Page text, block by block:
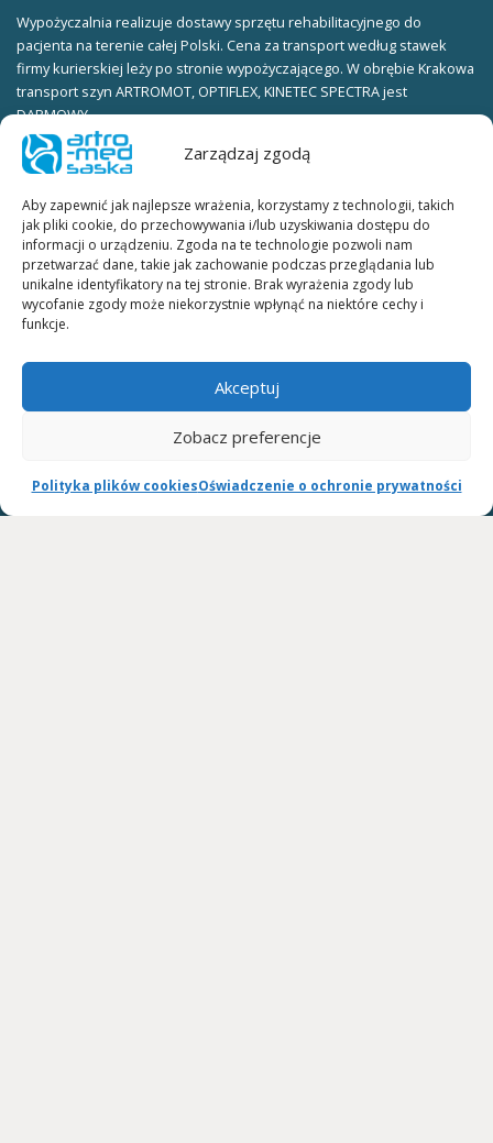
Zarządzaj zgodą
Aby zapewnić jak najlepsze wrażenia, korzystamy z technologii, takich
jak pliki cookie, do przechowywania i/lub uzyskiwania dostępu do
informacji o urządzeniu. Zgoda na te technologie pozwoli nam
przetwarzać dane, takie jak zachowanie podczas przeglądania lub
unikalne identyfikatory na tej stronie. Brak wyrażenia zgody lub
wycofanie zgody może niekorzystnie wpłynąć na niektóre cechy i
funkcje.
Akceptuj
Zobacz preferencje
Polityka plików cookiesOświadczenie o ochronie prywatności
Wypożyczalnia realizuje dostawy sprzętu rehabilitacyjnego do
pacjenta na terenie całej Polski. Cena za transport według stawek
firmy kurierskiej leży po stronie wypożyczającego. W obrębie Krakowa
transport szyn ARTROMOT, OPTIFLEX, KINETEC SPECTRA jest
DARMOWY.
Warunki wypożyczania:
numer telefonu KUBE_FAX lub skan dowodu osobistego (obie strony)
należy wysłać na adres e-mail.
W celu ustalenia terminu wypożyczenia prosimy o kontakt
telefoniczny lub mailowy.
umowę wypożyczania szyn w dwóch egzemplarzach do podpisania
dostarcza firma kurierska wraz ze sprzętem.
Cennik wypożyczania szyn ARTROMOT, OPTIFLEX, KINETEC SPECTRA:
wystawiamy rachunki celem przedłożenia wystawiamy rachunki celem